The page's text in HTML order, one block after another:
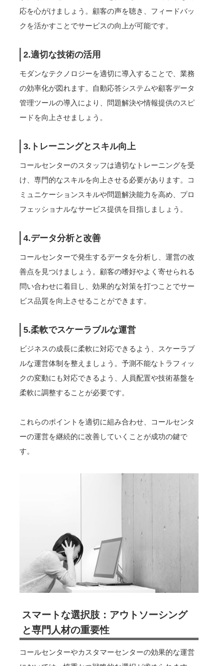
応を心がけましょう。顧客の声を聴き、フィードバッ
クを活かすことでサービスの向上が可能です。
2.適切な技術の活用
モダンなテクノロジーを適切に導入することで、業務
の効率化が図れます。自動応答システムや顧客データ
管理ツールの導入により、問題解決や情報提供のスピ
ードを向上させましょう。
3.トレーニングとスキル向上
コールセンターのスタッフは適切なトレーニングを受
け、専門的なスキルを向上させる必要があります。コ
ミュニケーションスキルや問題解決能力を高め、プロ
フェッショナルなサービス提供を目指しましょう。
4.データ分析と改善
コールセンターで発生するデータを分析し、運営の改
善点を見つけましょう。顧客の嗜好やよく寄せられる
問い合わせに着目し、効果的な対策を打つことでサー
ビス品質を向上させることができます。
5.柔軟でスケーラブルな運営
ビジネスの成長に柔軟に対応できるよう、スケーラブ
ルな運営体制を整えましょう。予測不能なトラフィッ
クの変動にも対応できるよう、人員配置や技術基盤を
柔軟に調整することが必要です。
これらのポイントを適切に組み合わせ、コールセンタ
ーの運営を継続的に改善していくことが成功の鍵で
す。
スマートな選択肢：アウトソーシング
と専門人材の重要性
コールセンターやカスタマーセンターの効果的な運営